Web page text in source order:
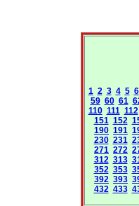
1 2 3 4 5 6
59 60 61
110 111 112
151 152
190 191
230 231
271 272
312 313
352 353
392 393
432 433